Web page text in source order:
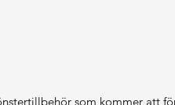
som kommer att